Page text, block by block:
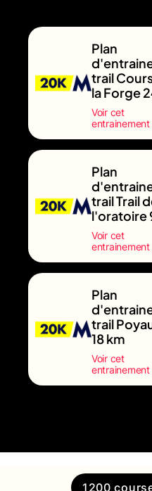
Plan
trail
la Forge
Voir cet
entrainement
Plan
trail Trail
l'oratoire
Voir cet
entrainement
Plan
trail
18 km
Voir cet
entrainement
1200